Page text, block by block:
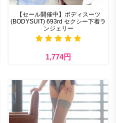
【セール開催中】ボディスーツ
(BODYSUIT) 693rd セクシー下着ラ
ンジェリー
1,774円